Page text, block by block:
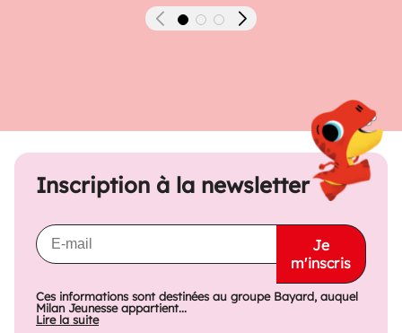
Précédent Suivant
Inscription à la newsletter
Je
m'inscris
Ces informations sont destinées au groupe Bayard, auquel
Milan Jeunesse appartient...
Lire la suite